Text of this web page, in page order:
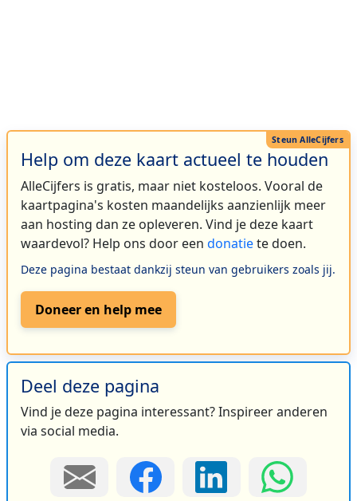
Help om deze kaart actueel te houden
AlleCijfers is gratis, maar niet kosteloos. Vooral de
kaartpagina's kosten maandelijks aanzienlijk meer
aan hosting dan ze opleveren. Vind je deze kaart
waardevol? Help ons door een donatiete doen.
Deze pagina bestaat dankzij steun van gebruikers zoals jij.
Doneer en help mee
Deel deze pagina
Vind je deze pagina interessant? Inspireer anderen
via social media.